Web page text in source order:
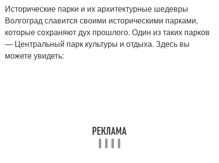
Исторические парки и их архитектурные шедевры
Волгоград славится своими историческими парками,
которые сохраняют дух прошлого. Один из таких парков
— Центральный парк культуры и отдыха. Здесь вы
можете увидеть: